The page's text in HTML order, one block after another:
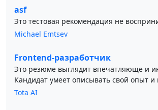
asf
Это тестовая рекомендация не
Michael Emtsev
Frontend-разработчик
Это резюме выглядит впечатляюще и
Кандидат умеет описывать свой опыт и
Tota AI